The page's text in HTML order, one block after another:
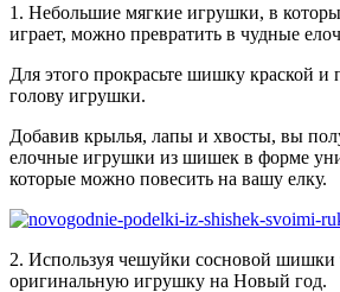
1. Небольшие мягкие игрушки, в
играет, можно превратить в чудные
Для этого прокрасьте шишку краской и
голову игрушки.
Добавив крылья, лапы и хвосты, вы
елочные игрушки из шишек в форме
которые можно повесить на вашу елку.
2. Используя чешуйки сосновой шишки
оригинальную игрушку на Новый год.